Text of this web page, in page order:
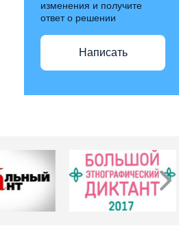
изменения и получите
ответ о решении
Написать